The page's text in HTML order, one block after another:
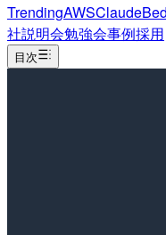
TrendingAWSClaude
社説明会勉強会事例採用
目次